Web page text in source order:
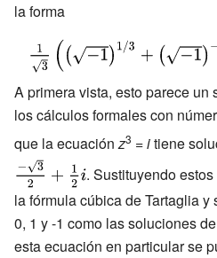
la forma
{\displaystyle {\tfrac {1}
{\sqrt {3}}}\left(\left({\sqrt
{-1}}\right)^{1/3}+\left({\sqrt
{-1}}\right)^{-1/3}\right).}
A primera vista, esto parece un
los cálculos formales con
que la ecuaciónz3 =itiene
. Sustituyendo
la fórmula cúbica de Tartaglia
0, 1 y -1 como las soluciones
esta ecuación en particular se